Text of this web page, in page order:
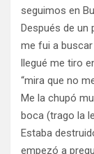
seguimos en
Después de un
me fui a
llegué me tiro
“mira que no
Me la chupó
boca (trago la
Estaba
empezó a